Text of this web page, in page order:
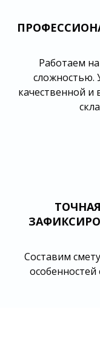
Работаем
сложностью.
качественной
Составим